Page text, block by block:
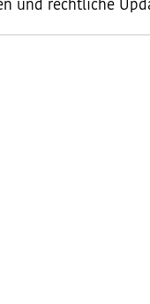
Der
und rechtliche